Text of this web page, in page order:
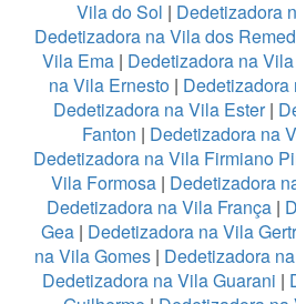
Vila do Sol | Dedetizadora
Dedetizadora na Vila dos
Vila Ema | Dedetizadora na
na Vila Ernesto |
Dedetizadora na Vila Ester|
Fanton | Dedetizadora na
Dedetizadora na Vila Firmiano
Vila Formosa | Dedetizadora
Dedetizadora na Vila França|
Gea | Dedetizadora na Vila
na Vila Gomes | Dedetizadora
Dedetizadora na Vila Guarani |